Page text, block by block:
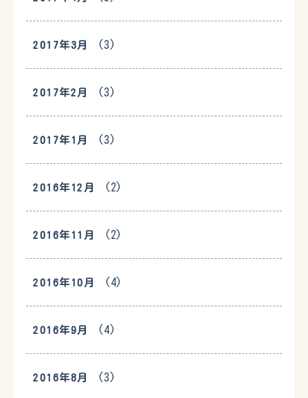
2017年3月 (3)
2017年2月 (3)
2017年1月 (3)
2016年12月 (2)
2016年11月 (2)
2016年10月 (4)
2016年9月 (4)
2016年8月 (3)